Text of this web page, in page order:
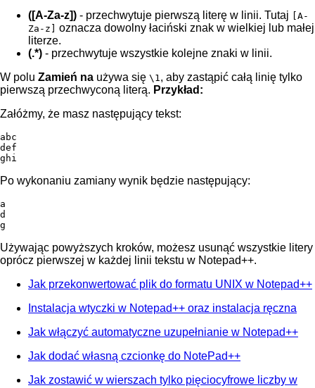
([A-Za-z]) - przechwytuje pierwszą literę w linii. Tutaj
[A-
Za-z]
oznacza dowolny łaciński znak w wielkiej lub małej
literze.
(.*) - przechwytuje wszystkie kolejne znaki w linii.
W polu Zamień na używa się \1 , aby zastąpić całą linię tylko
pierwszą przechwyconą literą. Przykład:
Załóżmy, że masz następujący tekst:
abc
def
ghi
Po wykonaniu zamiany wynik będzie następujący:
a
d
g
Używając powyższych kroków, możesz usunąć wszystkie litery
oprócz pierwszej w każdej linii tekstu w Notepad++.
Jak przekonwertować plik do formatu UNIX w Notepad++
Instalacja wtyczki w Notepad++ oraz instalacja ręczna
Jak włączyć automatyczne uzupełnianie w Notepad++
Jak dodać własną czcionkę do NotePad++
Jak zostawić w wierszach tylko pięciocyfrowe liczby w